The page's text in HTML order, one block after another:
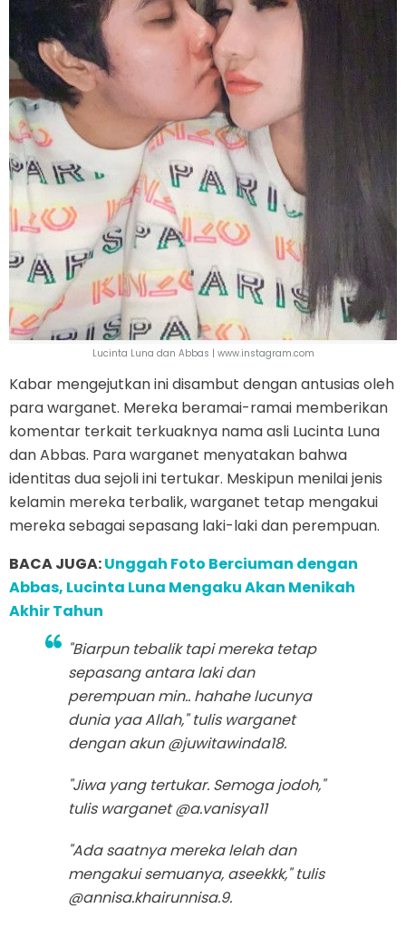
Lucinta Luna dan Abbas | www.instagram.com
Kabar mengejutkan ini disambut dengan antusias oleh
para warganet. Mereka beramai-ramai memberikan
komentar terkait terkuaknya nama asli Lucinta Luna
dan Abbas. Para warganet menyatakan bahwa
identitas dua sejoli ini tertukar. Meskipun menilai jenis
kelamin mereka terbalik, warganet tetap mengakui
mereka sebagai sepasang laki-laki dan perempuan.
BACA JUGA:Unggah Foto Berciuman dengan
Abbas, Lucinta Luna Mengaku Akan Menikah
Akhir Tahun
"Biarpun tebalik tapi mereka tetap
sepasang antara laki dan
perempuan min.. hahahe lucunya
dunia yaa Allah," tulis warganet
dengan akun @juwitawinda18.
"Jiwa yang tertukar. Semoga jodoh,"
tulis warganet @a.vanisya11
"Ada saatnya mereka lelah dan
mengakui semuanya, aseekkk," tulis
@annisa.khairunnisa.9.